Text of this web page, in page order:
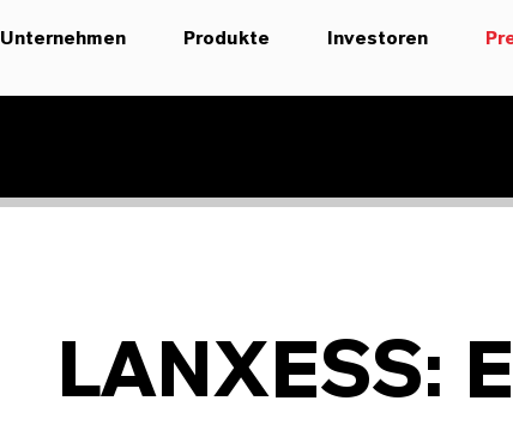
Unternehmen Produkte Investoren
LANXESS: